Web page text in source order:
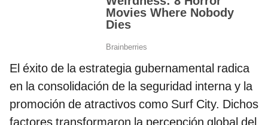
El éxito de la estrategia gubernamental radica
en la consolidación de la seguridad interna y la
promoción de atractivos como Surf City. Dichos